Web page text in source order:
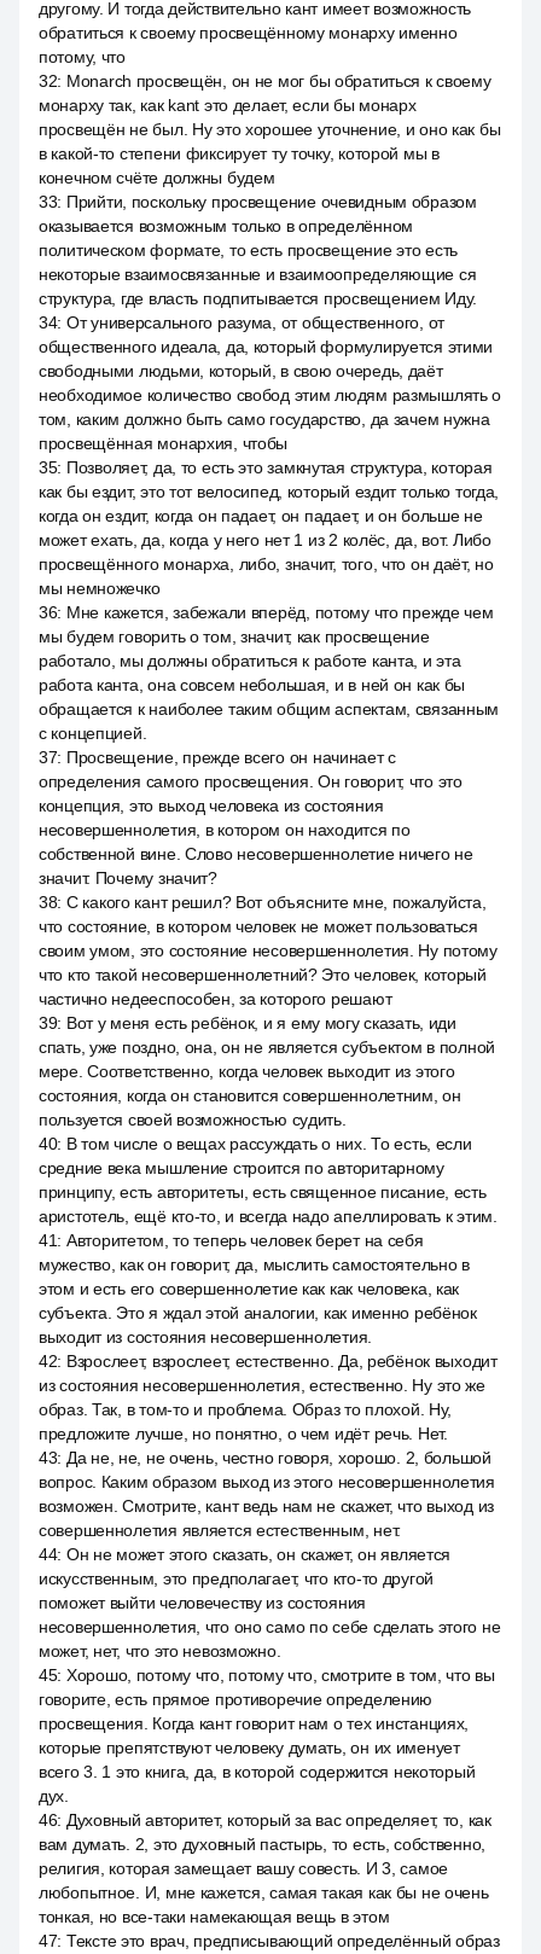
другому. И тогда действительно кант имеет возможность
обратиться к своему просвещённому монарху именно
потому, что
32: Monarch просвещён, он не мог бы обратиться к своему
монарху так, как kant это делает, если бы монарх
просвещён не был. Ну это хорошее уточнение, и оно как бы
в какой-то степени фиксирует ту точку, которой мы в
конечном счёте должны будем
33: Прийти, поскольку просвещение очевидным образом
оказывается возможным только в определённом
политическом формате, то есть просвещение это есть
некоторые взаимосвязанные и взаимоопределяющие ся
структура, где власть подпитывается просвещением Иду.
34: От универсального разума, от общественного, от
общественного идеала, да, который формулируется этими
свободными людьми, который, в свою очередь, даёт
необходимое количество свобод этим людям размышлять о
том, каким должно быть само государство, да зачем нужна
просвещённая монархия, чтобы
35: Позволяет, да, то есть это замкнутая структура, которая
как бы ездит, это тот велосипед, который ездит только тогда,
когда он ездит, когда он падает, он падает, и он больше не
может ехать, да, когда у него нет 1 из 2 колёс, да, вот. Либо
просвещённого монарха, либо, значит, того, что он даёт, но
мы немножечко
36: Мне кажется, забежали вперёд, потому что прежде чем
мы будем говорить о том, значит, как просвещение
работало, мы должны обратиться к работе канта, и эта
работа канта, она совсем небольшая, и в ней он как бы
обращается к наиболее таким общим аспектам, связанным
с концепцией.
37: Просвещение, прежде всего он начинает с
определения самого просвещения. Он говорит, что это
концепция, это выход человека из состояния
несовершеннолетия, в котором он находится по
собственной вине. Слово несовершеннолетие ничего не
значит. Почему значит?
38: С какого кант решил? Вот объясните мне, пожалуйста,
что состояние, в котором человек не может пользоваться
своим умом, это состояние несовершеннолетия. Ну потому
что кто такой несовершеннолетний? Это человек, который
частично недееспособен, за которого решают
39: Вот у меня есть ребёнок, и я ему могу сказать, иди
спать, уже поздно, она, он не является субъектом в полной
мере. Соответственно, когда человек выходит из этого
состояния, когда он становится совершеннолетним, он
пользуется своей возможностью судить.
40: В том числе о вещах рассуждать о них. То есть, если
средние века мышление строится по авторитарному
принципу, есть авторитеты, есть священное писание, есть
аристотель, ещё кто-то, и всегда надо апеллировать к этим.
41: Авторитетом, то теперь человек берет на себя
мужество, как он говорит, да, мыслить самостоятельно в
этом и есть его совершеннолетие как как человека, как
субъекта. Это я ждал этой аналогии, как именно ребёнок
выходит из состояния несовершеннолетия.
42: Взрослеет, взрослеет, естественно. Да, ребёнок выходит
из состояния несовершеннолетия, естественно. Ну это же
образ. Так, в том-то и проблема. Образ то плохой. Ну,
предложите лучше, но понятно, о чем идёт речь. Нет.
43: Да не, не, не очень, честно говоря, хорошо. 2, большой
вопрос. Каким образом выход из этого несовершеннолетия
возможен. Смотрите, кант ведь нам не скажет, что выход из
совершеннолетия является естественным, нет.
44: Он не может этого сказать, он скажет, он является
искусственным, это предполагает, что кто-то другой
поможет выйти человечеству из состояния
несовершеннолетия, что оно само по себе сделать этого не
может, нет, что это невозможно.
45: Хорошо, потому что, потому что, смотрите в том, что вы
говорите, есть прямое противоречие определению
просвещения. Когда кант говорит нам о тех инстанциях,
которые препятствуют человеку думать, он их именует
всего 3. 1 это книга, да, в которой содержится некоторый
дух.
46: Духовный авторитет, который за вас определяет, то, как
вам думать. 2, это духовный пастырь, то есть, собственно,
религия, которая замещает вашу совесть. И 3, самое
любопытное. И, мне кажется, самая такая как бы не очень
тонкая, но все-таки намекающая вещь в этом
47: Тексте это врач, предписывающий определённый образ